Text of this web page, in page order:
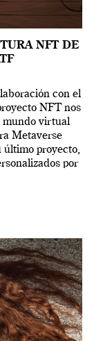
NFT DE
con el
NFT nos
mundo virtual
Metaverse
último proyecto,
por
la casa italiana